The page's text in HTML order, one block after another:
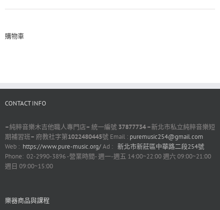
購物車
CONTACT INFO
–純粹音樂木吉他職人專門店– 統一編號 37877734 –新北市私立純粹音樂短
期補習班– 府教社字第1022480445號 Email : puremusic254@gmail.com
Web : https://www.pure-music.org/Ad : 新北市新莊區中華路二段254號
Phone: 02-2990-3896 -營業時間- 週一-週五 14:00~22:00 週六 09:00~21:00
週日 09:00~15:00
樂器商品與課程